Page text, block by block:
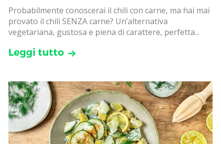
Probabilmente conoscerai il chili con carne, ma hai mai
provato il chili SENZA carne? Un’alternativa
vegetariana, gustosa e piena di carattere, perfetta...
Leggi tutto